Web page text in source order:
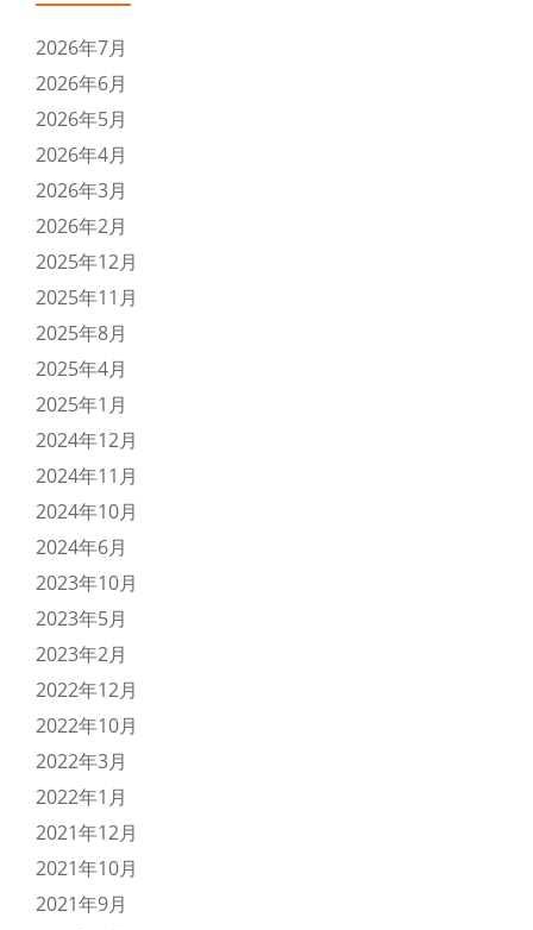
2026年7月
2026年6月
2026年5月
2026年4月
2026年3月
2026年2月
2025年12月
2025年11月
2025年8月
2025年4月
2025年1月
2024年12月
2024年11月
2024年10月
2024年6月
2023年10月
2023年5月
2023年2月
2022年12月
2022年10月
2022年3月
2022年1月
2021年12月
2021年10月
2021年9月